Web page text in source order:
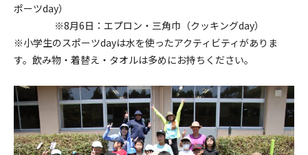
ポーツday）
※8月6日：エプロン・三角巾（クッキングday）
※小学生のスポーツdayは水を使ったアクティビティがありま
す。飲み物・着替え・タオルは多めにお持ちください。